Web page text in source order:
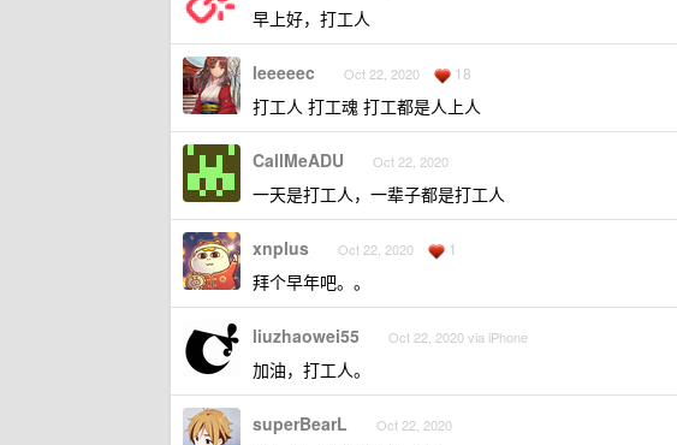
早上好，打工人
leeeeec Oct 22, 2020 18
打工人 打工魂 打工都是人上人
CallMeADU Oct 22, 2020
一天是打工人，一辈子都是打工人
xnplus Oct 22, 2020 1
拜个早年吧。。
liuzhaowei55 Oct 22, 2020 via iPhone
加油，打工人。
superBearL Oct 22, 2020